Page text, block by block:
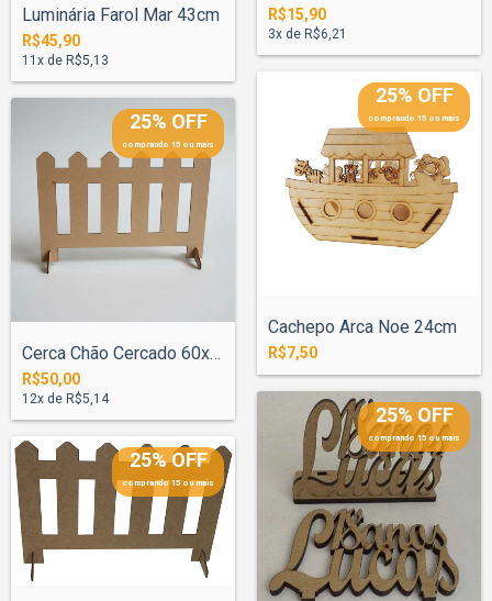
Luminária Farol Mar 43cm
R$45,90
11 x de R$5,13
R$15,90
3x de R$6,21
25% OFF
comprando 15 ou mais
Cerca Chão Cercado 60x100cm Com Base
R$50,00
12x de R$5,14
25% OFF
comprando 15 ou mais
Cachepo Arca Noe 24cm
R$7,50
25% OFF
comprando 15 ou mais
25% OFF
comprando 15 ou mais